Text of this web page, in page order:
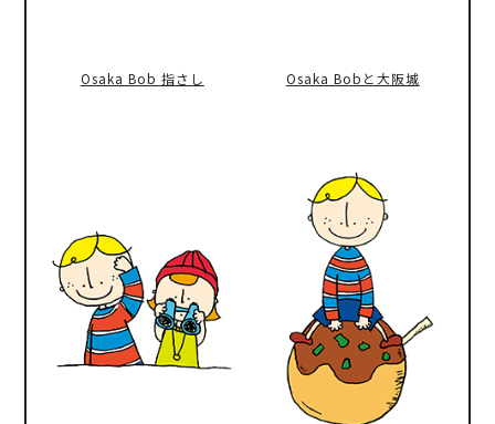
Osaka Bob 指さし Osaka Bobと大阪城